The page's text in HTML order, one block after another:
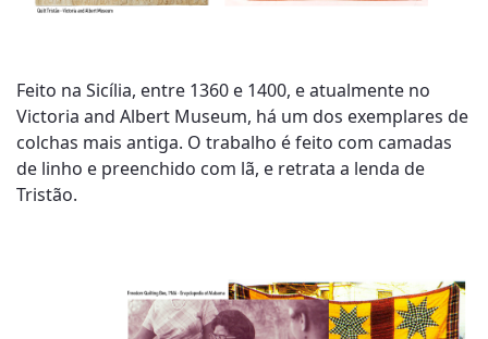
Feito na Sicília, entre 1360 e 1400, e atualmente no
Victoria and Albert Museum, há um dos exemplares de
colchas mais antiga. O trabalho é feito com camadas
de linho e preenchido com lã, e retrata a lenda de
Tristão.